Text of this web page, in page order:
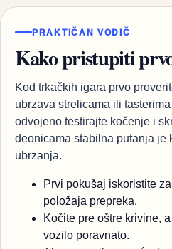
PRAKTIČAN VODIČ
Kako pristupiti
Kod trkačkih igara prvo
ubrzava strelicama ili
odvojeno testirajte kočenje i
deonicama stabilna putanja je
ubrzanja.
Prvi pokušaj iskoristite
položaja prepreka.
Kočite pre oštre krivine,
vozilo poravnato.